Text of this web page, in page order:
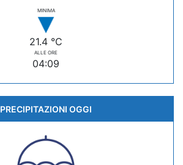
MINIMA
21.4 °C
ALLE ORE
04:09
PRECIPITAZIONI OGGI